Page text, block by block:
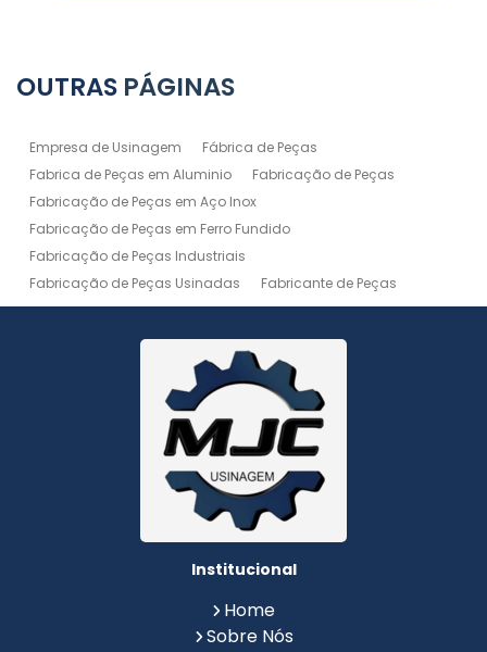
OUTRAS PÁGINAS
Empresa de Usinagem
Fábrica de Peças
Fabrica de Peças em Aluminio
Fabricação de Peças
Fabricação de Peças em Aço Inox
Fabricação de Peças em Ferro Fundido
Fabricação de Peças Industriais
Fabricação de Peças Usinadas
Fabricante de Peças
Fabricante de Peças de Máquinas
Manutenção de Máquina
Peças Usinadas
Serviço de Soldagem
Serviço de Usinagem
Serviço de Usinagem Pesada
Serviços de Usinagem CNC
Serviços de Usinagem de Peças
Serviços de Usinagem Tornearia e Solda
Usinagem
Usinagem Aluminio
Usinagem de Alta Precisão
Usinagem de Alumínio
Usinagem de Peças em Aço Inox
Usinagem de Peças em Aluminio
Institucional
Home
Sobre Nós